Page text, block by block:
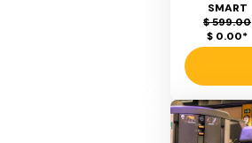
SMART
$ 599.00
$ 0.00*